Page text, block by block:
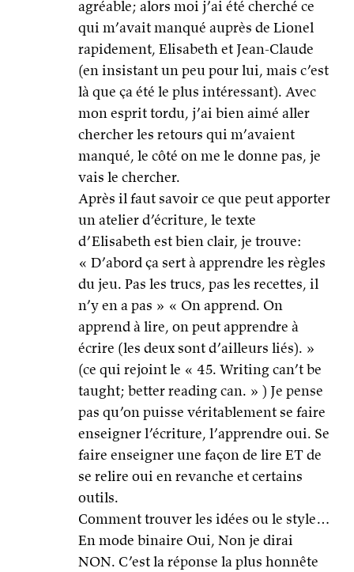
agréable; alors moi j’ai été cherché ce
qui m’avait manqué auprès de Lionel
rapidement, Elisabeth et Jean-Claude
(en insistant un peu pour lui, mais c’est
là que ça été le plus intéressant). Avec
mon esprit tordu, j’ai bien aimé aller
chercher les retours qui m’avaient
manqué, le côté on me le donne pas, je
vais le chercher.
Après il faut savoir ce que peut apporter
un atelier d’écriture, le texte
d’Elisabeth est bien clair, je trouve:
« D’abord ça sert à apprendre les règles
du jeu. Pas les trucs, pas les recettes, il
n’y en a pas » « On apprend. On
apprend à lire, on peut apprendre à
écrire (les deux sont d’ailleurs liés). »
(ce qui rejoint le « 45. Writing can’t be
taught; better reading can. » ) Je pense
pas qu’on puisse véritablement se faire
enseigner l’écriture, l’apprendre oui. Se
faire enseigner une façon de lire ET de
se relire oui en revanche et certains
outils.
Comment trouver les idées ou le style…
En mode binaire Oui, Non je dirai
NON. C’est la réponse la plus honnête